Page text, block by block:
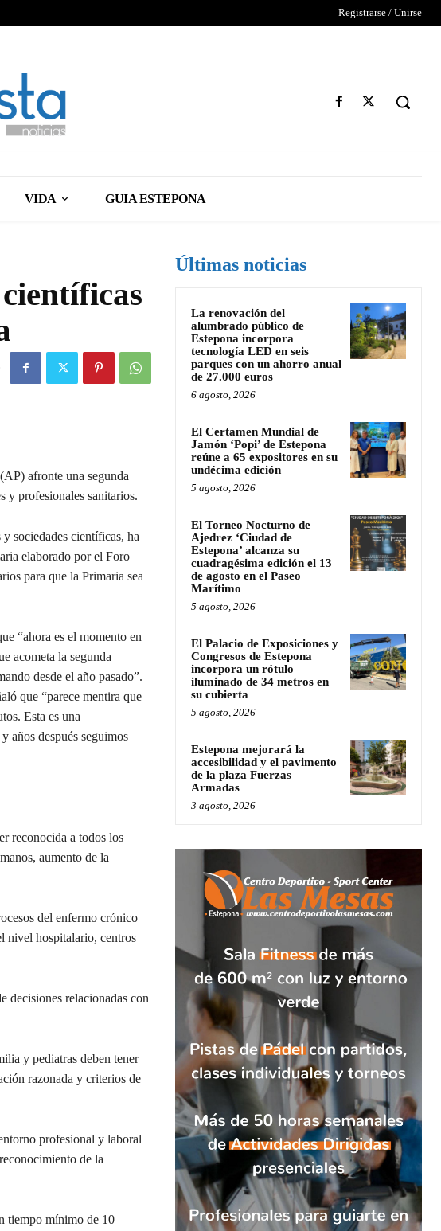
Registrarse / Unirse
VIDA GUIA ESTEPONA
afronte una segunda
y profesionales sanitarios.
sociedades científicas, ha
elaborado por el Foro
para que la Primaria sea
“ahora es el momento en
acometa la segunda
desde el año pasado”.
que “parece mentira que
Esta es una
años después seguimos
reconocida a todos los
aumento de la
del enfermo crónico
nivel hospitalario, centros
relacionadas con
y pediatras deben tener
razonada y criterios de
profesional y laboral
de la
tiempo mínimo de 10
Últimas noticias
La renovación del
alumbrado público de
Estepona incorpora
tecnología LED en seis
parques con un ahorro anual
de 27.000 euros
6 agosto, 2026
El Certamen Mundial de
Jamón ‘Popi’ de Estepona
reúne a 65 expositores en su
undécima edición
5 agosto, 2026
El Torneo Nocturno de
Ajedrez ‘Ciudad de
Estepona’ alcanza su
cuadragésima edición el 13
de agosto en el Paseo
Marítimo
5 agosto, 2026
El Palacio de Exposiciones y
Congresos de Estepona
incorpora un rótulo
iluminado de 34 metros en
su cubierta
5 agosto, 2026
Estepona mejorará la
accesibilidad y el pavimento
de la plaza Fuerzas
Armadas
3 agosto, 2026